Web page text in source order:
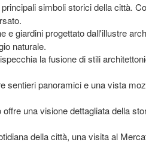
simboli storici della città.
e giardini progettato dall'illustre
naturale.
la fusione di stili
sentieri panoramici e una vista
una visione dettagliata della
della città, una visita al